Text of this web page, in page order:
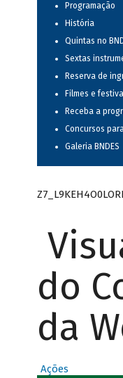
Programação
História
Quintas no
Sextas
Reserva de
Filmes e
Receba a
Concursos
Galeria BNDES
do
da
Ações